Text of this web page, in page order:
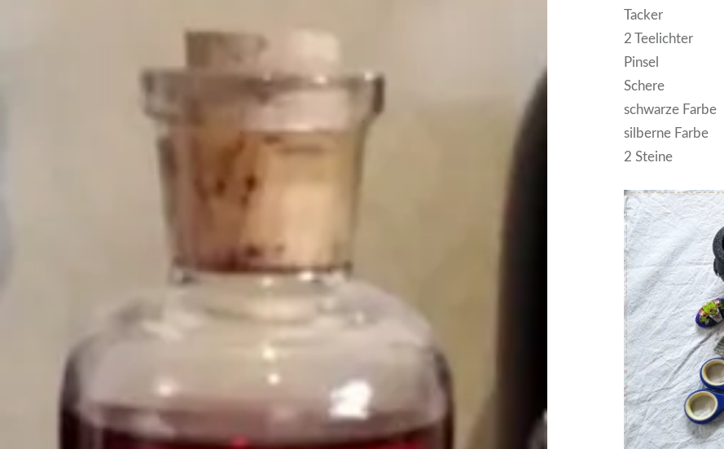
Tacker
2 Teelichter
Pinsel
Schere
schwarze Farbe
silberne Farbe
2 Steine